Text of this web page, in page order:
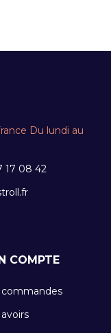
Du lundi au
17 08 42
COMPTE
commandes